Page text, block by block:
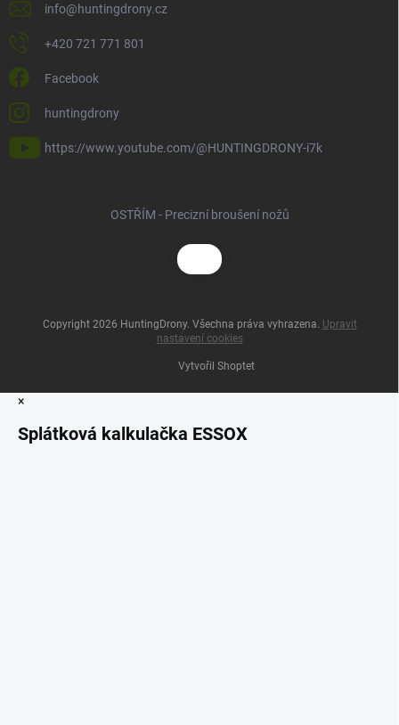
info@huntingdrony.cz
+420 721 771 801
Facebook
huntingdrony
https://www.youtube.com/@HUNTINGDRONY-i7k
OSTŘÍM - Precizní broušení nožů
Vytvořil Shoptet
Copyright 2026 HuntingDrony. Všechna práva vyhrazena. Upravit
nastavení cookies
×
Splátková kalkulačka ESSOX